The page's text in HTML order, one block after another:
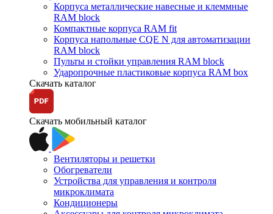
Корпуса металлические навесные и клеммные
RAM block
Компактные корпуса RAM fit
Корпуса напольные CQE N для автоматизации
RAM block
Пульты и стойки управления RAM block
Ударопрочные пластиковые корпуса RAM box
Скачать каталог
Скачать мобильный каталог
Вентиляторы и решетки
Обогреватели
Устройства для управления и контроля
микроклимата
Кондиционеры